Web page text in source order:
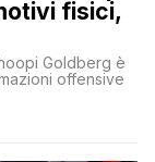
fisici,
Goldberg è
offensive